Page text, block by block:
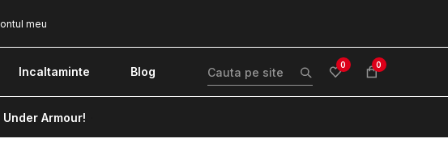
meu
Incaltaminte Blog 0 0
Armour!